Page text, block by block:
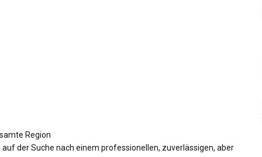
Region
der Suche nach einem professionellen, zuverlässigen, aber